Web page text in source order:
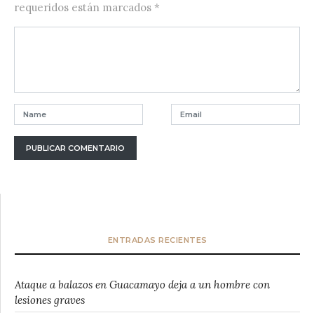
requeridos están marcados *
ENTRADAS RECIENTES
Ataque a balazos en Guacamayo deja a un hombre con
lesiones graves